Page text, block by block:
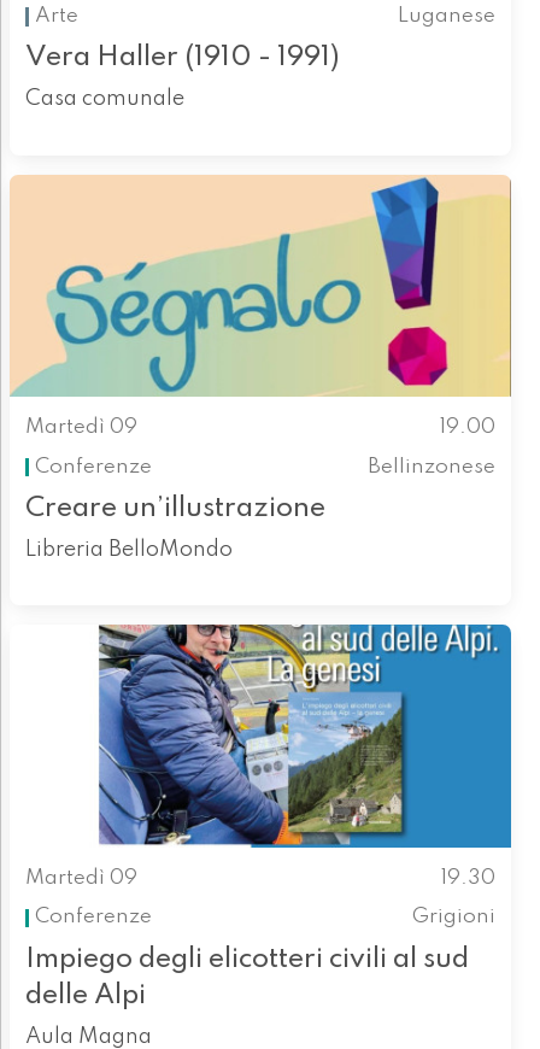
Arte
Luganese
Vera Haller (1910 - 1991)
Casa comunale
Martedì 09
19.00
Conferenze
Bellinzonese
Creare un’illustrazione
Libreria BelloMondo
Martedì 09
19.30
Conferenze
Grigioni
Impiego degli elicotteri civili al sud
delle Alpi
Aula Magna